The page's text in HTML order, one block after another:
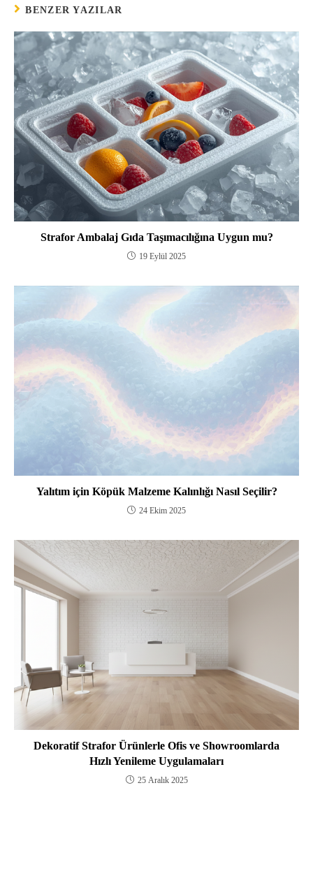
BENZER YAZILAR
Strafor Ambalaj Gıda Taşımacılığına Uygun mu?
19 Eylül 2025
Yalıtım için Köpük Malzeme Kalınlığı Nasıl Seçilir?
24 Ekim 2025
Dekoratif Strafor Ürünlerle Ofis ve Showroomlarda
Hızlı Yenileme Uygulamaları
25 Aralık 2025